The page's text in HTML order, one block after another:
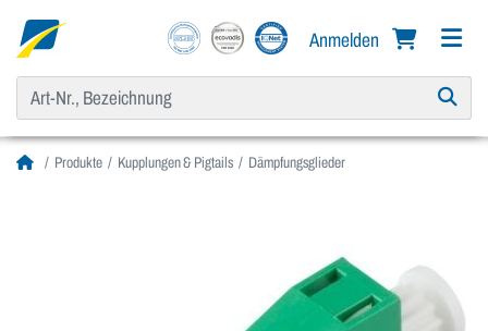
Anmelden
Produkte Kupplungen & Pigtails Dämpfungsglieder